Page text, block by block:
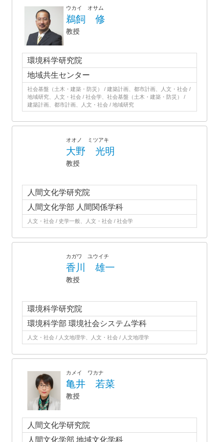
ウカイ オサム
鵜飼 修
教授
環境科学研究院
地域共生センター
社会基盤（土木・建築・防災） / 建築計画、都市計画、人文・社会 /
地域研究、人文・社会 / 社会学、社会基盤（土木・建築・防災） /
建築計画、都市計画、人文・社会 / 地域研究
オオノ ミツアキ
大野 光明
教授
人間文化学研究院
人間文化学部 人間関係学科
人文・社会 / 史学一般、人文・社会 / 社会学
カガワ ユウイチ
香川 雄一
教授
環境科学研究院
環境科学部 環境社会システム学科
人文・社会 / 人文地理学、人文・社会 / 人文地理学
カメイ ワカナ
亀井 若菜
教授
人間文化学研究院
人間文化学部 地域文化学科